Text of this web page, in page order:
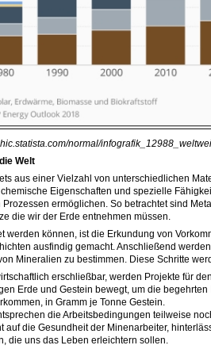
normal/
Welt
aus einer Vielzahl von unterschiedlichen
Eigenschaften und spezielle
ermöglichen. So betrachtet sind
die wir der Erde entnehmen müssen.
werden können, ist die Erkundung von
ausfindig gemacht. Anschließend
Mineralien zu bestimmen. Diese Schritte
erschließbar, werden Projekte für
Erde und Gestein bewegt, um die
in Gramm je Tonne Gestein.
die Arbeitsbedingungen teilweise
auf die Gesundheit der Minenarbeiter,
die uns das Leben erleichtern sollen.